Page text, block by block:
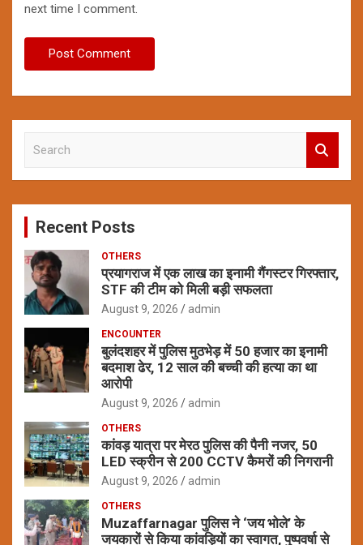
next time I comment.
c
Recent Posts
OTHERS
प्रयागराज में एक लाख का इनामी गैंगस्टर गिरफ्तार,
STF की टीम को मिली बड़ी सफलता
August 9, 2026 admin
ENCOUNTER
बुलंदशहर में पुलिस मुठभेड़ में 50 हजार का इनामी
बदमाश ढेर, 12 साल की बच्ची की हत्या का था
आरोपी
August 9, 2026 admin
OTHERS
कांवड़ यात्रा पर मेरठ पुलिस की पैनी नजर, 50
LED स्क्रीन से 200 CCTV कैमरों की निगरानी
August 9, 2026 admin
OTHERS
Muzaffarnagar पुलिस ने ‘जय भोले’ के
जयकारों से किया कांवड़ियों का स्वागत, पुष्पवर्षा से